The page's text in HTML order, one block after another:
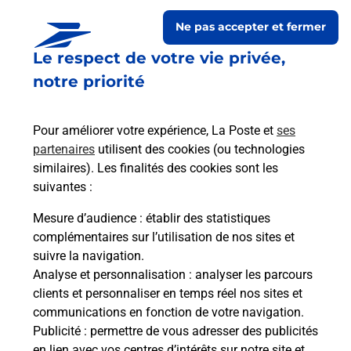
Le respect de votre vie privée,
notre priorité
Pour améliorer votre expérience, La Poste et ses
partenaires utilisent des cookies (ou technologies
similaires). Les finalités des cookies sont les
suivantes :
Mesure d’audience : établir des statistiques
complémentaires sur l’utilisation de nos sites et
suivre la navigation.
Analyse et personnalisation : analyser les parcours
clients et personnaliser en temps réel nos sites et
communications en fonction de votre navigation.
Publicité : permettre de vous adresser des publicités
Ne pas accepter et fermer
Boîte aux lettres La Poste
Prochaine collecte du courrier vendredi
08h30
10 Rue De Velours
51120 Soizy Aux Bois
Itinéraire
Le lien s'ouvre dans un nouvel onglet